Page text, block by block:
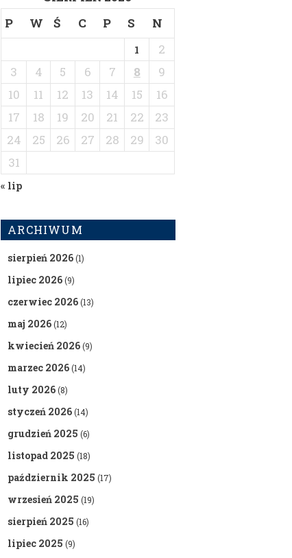
P
W Ś C P S N
1
2
3
4 5 6 7 8
9
10
11 12 13 14 15
16
17
18 19 20 21 22
23
24
25 26 27 28 29
30
31
« lip
ARCHIWUM
sierpień 2026(1)
lipiec 2026(9)
czerwiec 2026(13)
maj 2026(12)
kwiecień 2026(9)
marzec 2026(14)
luty 2026(8)
styczeń 2026(14)
grudzień 2025 (6)
listopad 2025 (18)
październik 2025 (17)
wrzesień 2025 (19)
sierpień 2025 (16)
lipiec 2025 (9)